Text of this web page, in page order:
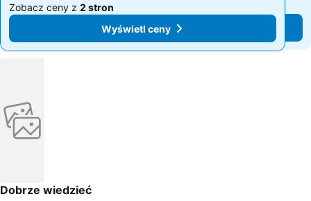
Zobacz ceny z 2 stron
Wyświetl ceny
Zobacz ceny z 2 stron
Wyświetl ceny
Dobrze wiedzieć